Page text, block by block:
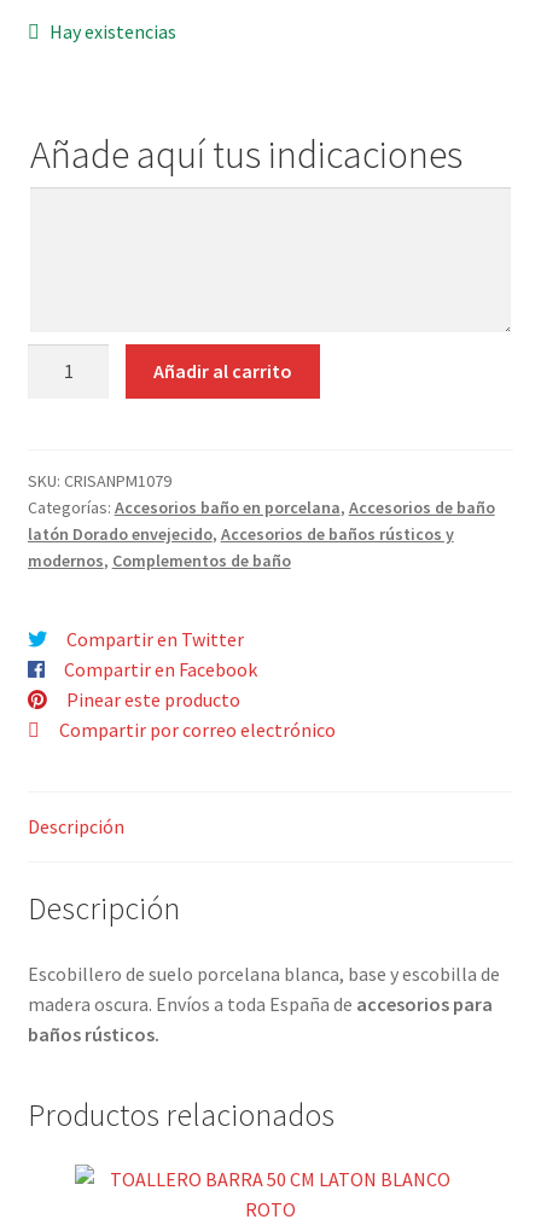
Detalles ceremonia, regalo publicitario, promocional
Contacto
Hay existencias
Añade aquí tus indicaciones
MADERA.
cantidad
Añadir al carrito
SKU: CRISANPM1079
Categorías: Accesorios baño en porcelana, Accesorios de baño
latón Dorado envejecido, Accesorios de baños rústicos y
modernos, Complementos de baño
Compartir en Twitter
Compartir en Facebook
Pinear este producto
Compartir por correo electrónico
Descripción
Descripción
Escobillero de suelo porcelana blanca, base y escobilla de
madera oscura. Envíos a toda España de accesorios para
baños rústicos.
Productos relacionados